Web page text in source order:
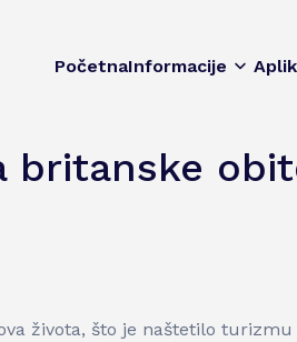
PočetnaInformacije
britanske
života, što je naštetilo